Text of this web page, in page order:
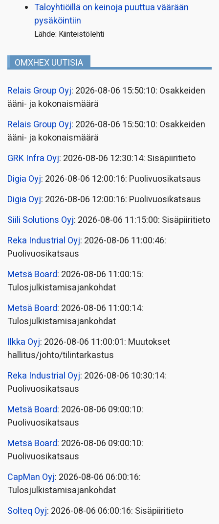
Taloyhtiöillä on keinoja puuttua väärään
pysäköintiin
Lähde: Kiinteistölehti
OMXHEX UUTISIA
Relais Group Oyj: 2026-08-06 15:50:10: Osakkeiden
ääni- ja kokonaismäärä
Relais Group Oyj: 2026-08-06 15:50:10: Osakkeiden
ääni- ja kokonaismäärä
GRK Infra Oyj: 2026-08-06 12:30:14: Sisäpiiritieto
Digia Oyj: 2026-08-06 12:00:16: Puolivuosikatsaus
Digia Oyj: 2026-08-06 12:00:16: Puolivuosikatsaus
Siili Solutions Oyj: 2026-08-06 11:15:00: Sisäpiiritieto
Reka Industrial Oyj: 2026-08-06 11:00:46:
Puolivuosikatsaus
Metsä Board: 2026-08-06 11:00:15:
Tulosjulkistamisajankohdat
Metsä Board: 2026-08-06 11:00:14:
Tulosjulkistamisajankohdat
Ilkka Oyj: 2026-08-06 11:00:01: Muutokset
hallitus/johto/tilintarkastus
Reka Industrial Oyj: 2026-08-06 10:30:14:
Puolivuosikatsaus
Metsä Board: 2026-08-06 09:00:10:
Puolivuosikatsaus
Metsä Board: 2026-08-06 09:00:10:
Puolivuosikatsaus
CapMan Oyj: 2026-08-06 06:00:16:
Tulosjulkistamisajankohdat
Solteq Oyj: 2026-08-06 06:00:16: Sisäpiiritieto